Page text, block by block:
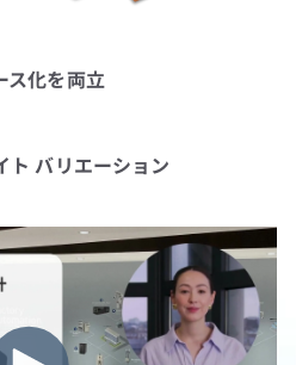
ス化を両立
ト バリエーション